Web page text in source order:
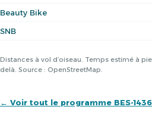
Beauty Bike
SNB
Distances à vol d’oiseau. Temps estimé à
delà. Source : OpenStreetMap.
← Voir tout le programme BES-